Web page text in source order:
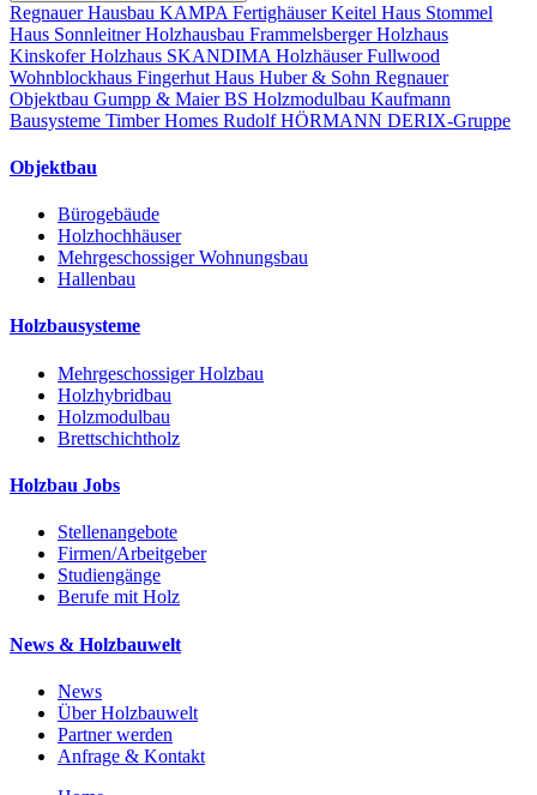
Regnauer Hausbau KAMPA FertighäuserKeitel Haus Stommel
Haus Sonnleitner Holzhausbau Frammelsberger Holzhaus
Kinskofer Holzhaus SKANDIMA HolzhäuserFullwood
Wohnblockhaus Fingerhut Haus Huber & Sohn Regnauer
Objektbau Gumpp & MaierBS Holzmodulbau Kaufmann
Bausysteme Timber Homes Rudolf HÖRMANN DERIX-Gruppe
Objektbau
Bürogebäude
Holzhochhäuser
Mehrgeschossiger Wohnungsbau
Hallenbau
Holzbausysteme
Mehrgeschossiger Holzbau
Holzhybridbau
Holzmodulbau
Brettschichtholz
Holzbau Jobs
Stellenangebote
Firmen/Arbeitgeber
Studiengänge
Berufe mit Holz
News & Holzbauwelt
News
Über Holzbauwelt
Partner werden
Anfrage & Kontakt